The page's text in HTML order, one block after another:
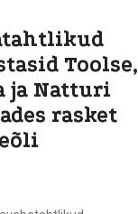
Toolse,
ja Natturi
rasket